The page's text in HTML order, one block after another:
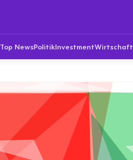
Top NewsPolitikInvestmentWirtschaft